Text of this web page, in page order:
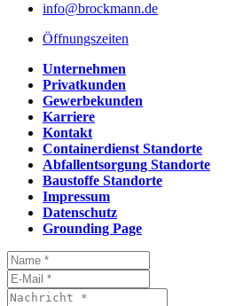
info@brockmann.de
Öffnungszeiten
Unternehmen
Privatkunden
Gewerbekunden
Karriere
Kontakt
Containerdienst Standorte
Abfallentsorgung Standorte
Baustoffe Standorte
Impressum
Datenschutz
Grounding Page